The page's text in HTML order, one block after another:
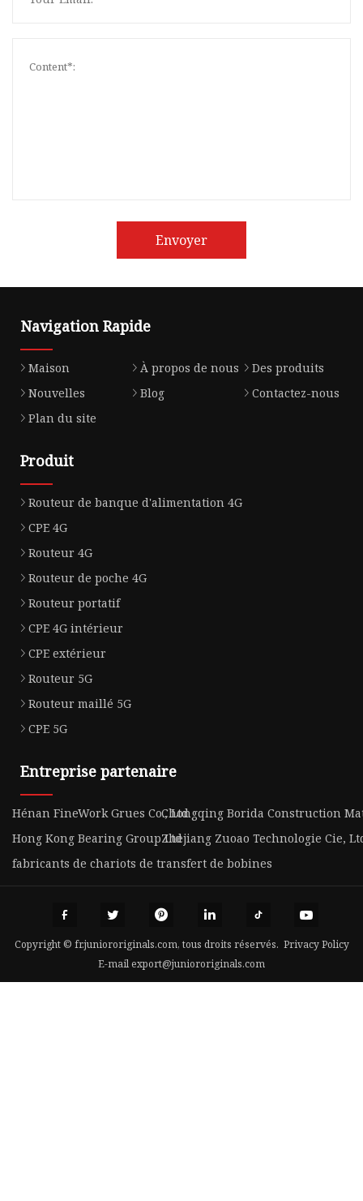
Envoyer
Navigation Rapide
Maison À propos de nous
Des produits
Nouvelles
Blog
Contactez-nous
Plan du site
Produit
Routeur de banque d'alimentation 4G
CPE 4G
Routeur 4G
Routeur de poche 4G
Routeur portatif
CPE 4G intérieur
CPE extérieur
Routeur 5G
Routeur maillé 5G
CPE 5G
Entreprise partenaire
Hénan FineWork Grues Co., LtdChongqing Borida Construction
Hong Kong Bearing Group LtdZhejiang Zuoao Technologie Cie,
fabricants de chariots de transfert de bobines
Copyright © fr.juniororiginals.com, tous droits réservés. Privacy Policy
E-mailexport@juniororiginals.com